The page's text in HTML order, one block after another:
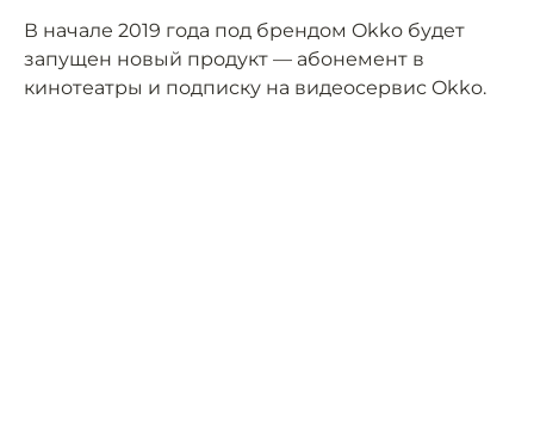
В начале 2019 года под брендом Okko будет
запущен новый продукт — абонемент в
кинотеатры и подписку на видеосервис Okko.